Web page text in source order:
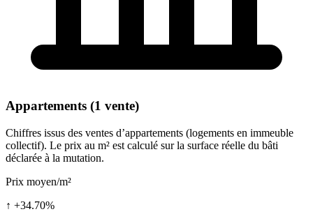
Appartements (1 vente)
Chiffres issus des ventes d’appartements (logements en immeuble
collectif). Le prix au m² est calculé sur la surface réelle du bâti
déclarée à la mutation.
Prix moyen/m²
↑ +34.70%